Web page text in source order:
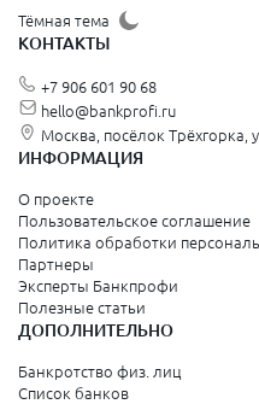
Тёмная тема
КОНТАКТЫ
+7 906 601 90 68
hello@bankprofi.ru
Москва, посёлок Трёхгорка,
ИНФОРМАЦИЯ
О проекте
Пользовательское соглашение
Политика обработки
Партнеры
Эксперты Банкпрофи
Полезные статьи
ДОПОЛНИТЕЛЬНО
Банкротство физ. лиц
Список банков